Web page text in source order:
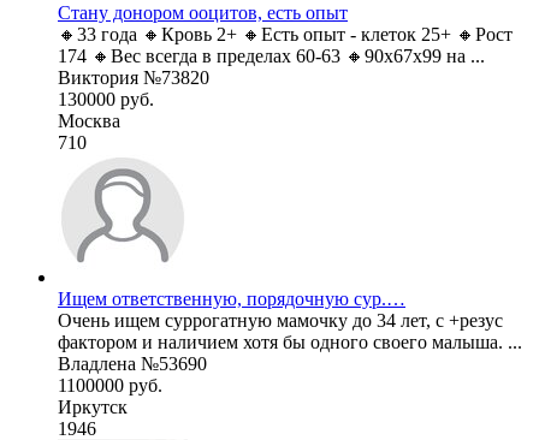
Стану донором ооцитов, есть опыт
🔸33 года 🔸Кровь 2+ 🔸Есть опыт - клеток 25+ 🔸Рост
174 🔸Вес всегда в пределах 60-63 🔸90х67х99 на ...
Виктория №73820
130000 руб.
Москва
710
Ищем ответственную, порядочную сур.…
Очень ищем суррогатную мамочку до 34 лет, с +резус
фактором и наличием хотя бы одного своего малыша. ...
Владлена №53690
1100000 руб.
Иркутск
1946